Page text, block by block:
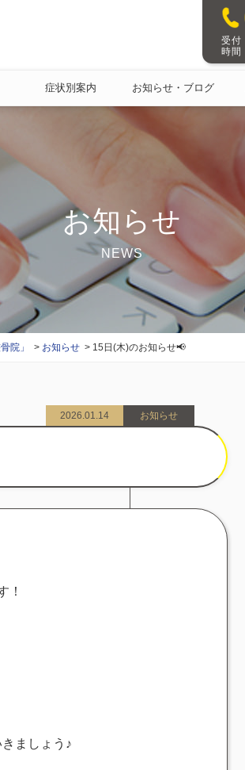
受付
時間
症状別案内 お知らせ・ブログ
お知らせ
NEWS
院」 お知らせ 15日(木)のお知らせ📢
2026.01.14 お知らせ
！
ましょう♪